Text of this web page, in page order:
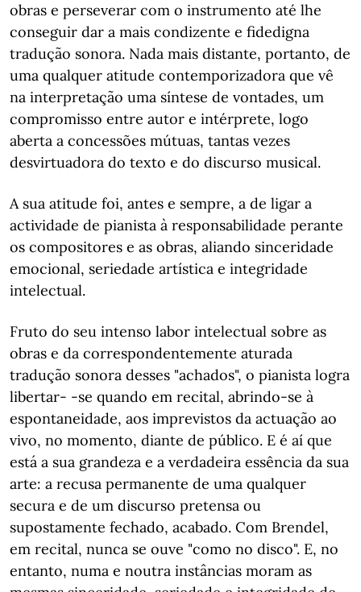
obras e perseverar com o instrumento até lhe
conseguir dar a mais condizente e fidedigna
tradução sonora. Nada mais distante, portanto, de
uma qualquer atitude contemporizadora que vê
na interpretação uma síntese de vontades, um
compromisso entre autor e intérprete, logo
aberta a concessões mútuas, tantas vezes
desvirtuadora do texto e do discurso musical.
A sua atitude foi, antes e sempre, a de ligar a
actividade de pianista à responsabilidade perante
os compositores e as obras, aliando sinceridade
emocional, seriedade artística e integridade
intelectual.
Fruto do seu intenso labor intelectual sobre as
obras e da correspondentemente aturada
tradução sonora desses "achados", o pianista logra
libertar- -se quando em recital, abrindo-se à
espontaneidade, aos imprevistos da actuação ao
vivo, no momento, diante de público. E é aí que
está a sua grandeza e a verdadeira essência da sua
arte: a recusa permanente de uma qualquer
secura e de um discurso pretensa ou
supostamente fechado, acabado. Com Brendel,
em recital, nunca se ouve "como no disco". E, no
entanto, numa e noutra instâncias moram as